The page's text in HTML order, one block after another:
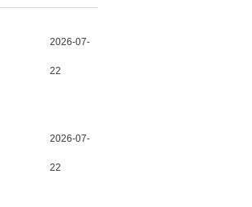
2026-07-
22
2026-07-
22